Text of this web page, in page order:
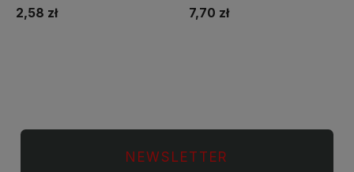
2,58 zł 7,70 zł
NEWSLETTER